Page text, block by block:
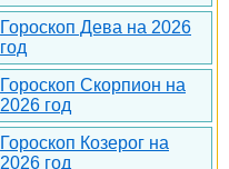
Гороскоп Дева на 2026
год
Гороскоп Скорпион на
2026 год
Гороскоп Козерог на
2026 год